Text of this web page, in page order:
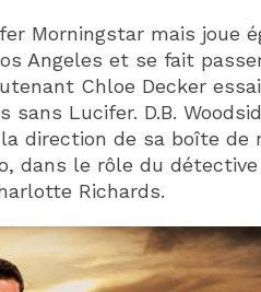
Morningstar mais joue
Angeles et se fait
Chloe Decker
Lucifer. D.B.
direction de sa boîte de
dans le rôle du détective
Richards.